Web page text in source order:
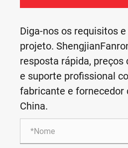
Diga-nos os requisitos
projeto.
resposta rápida, preços
e suporte profissional
fabricante e fornecedor
China.